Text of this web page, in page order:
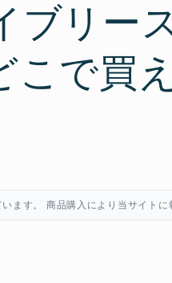
ブリー
こで買
ます。 商品購入により当サイト